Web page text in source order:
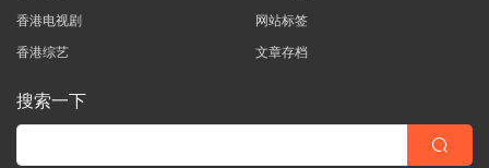
香港电视剧
香港综艺
网站标签
文章存档
搜索一下